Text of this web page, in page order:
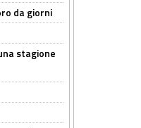
da giorni
stagione